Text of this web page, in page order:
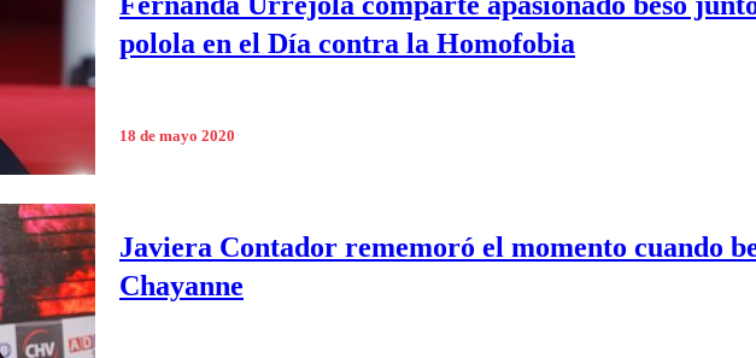
polola en el Día contra la Homofobia
18 de mayo 2020
Javiera Contador rememoró el momento cuando
Chayanne